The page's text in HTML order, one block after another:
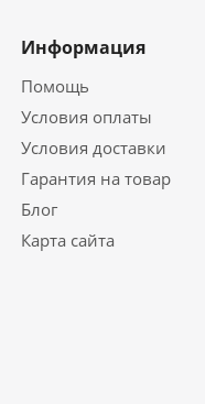
Информация
Помощь
Условия оплаты
Условия доставки
Гарантия на товар
Блог
Карта сайта